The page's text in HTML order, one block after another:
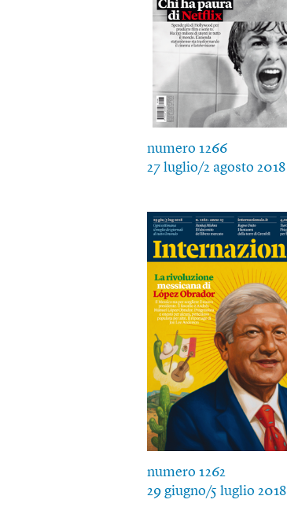
numero 1266
27 luglio/2 agosto 2018
numero 1262
29 giugno/5 luglio 2018